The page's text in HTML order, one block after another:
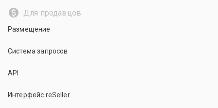
Для продавцов
Размещение
Система запросов
API
Интерфейс reSeller